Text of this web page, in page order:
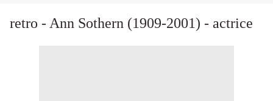
retro - Ann Sothern (1909-2001) - actrice